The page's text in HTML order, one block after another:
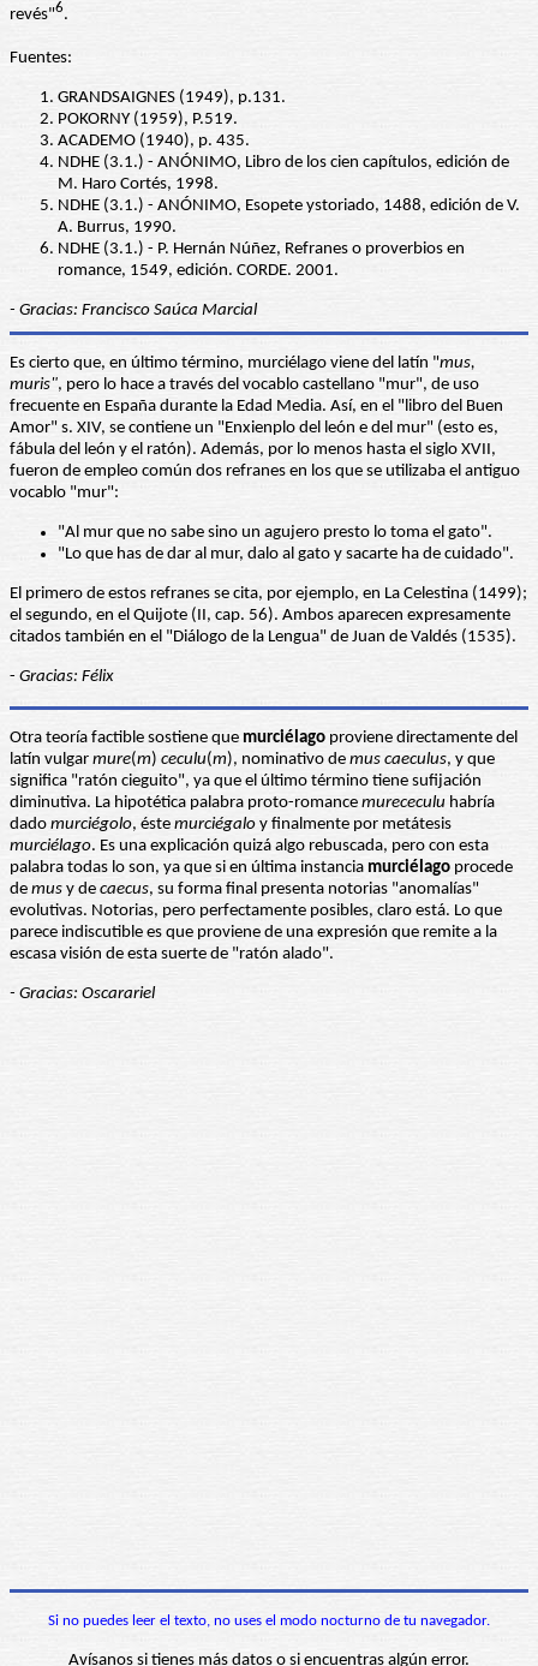
revés"6.
Fuentes:
GRANDSAIGNES (1949), p.131.
POKORNY (1959), P.519.
ACADEMO (1940), p. 435.
NDHE (3.1.) - ANÓNIMO, Libro de los cien capítulos, edición de
M. Haro Cortés, 1998.
NDHE (3.1.) - ANÓNIMO, Esopete ystoriado, 1488, edición de V.
A. Burrus, 1990.
NDHE (3.1.) - P. Hernán Núñez, Refranes o proverbios en
romance, 1549, edición. CORDE. 2001.
- Gracias: Francisco Saúca Marcial
Es cierto que, en último término, murciélago viene del latín "mus,
muris", pero lo hace a través del vocablo castellano "mur", de uso
frecuente en España durante la Edad Media. Así, en el "libro del Buen
Amor" s. XIV, se contiene un "Enxienplo del león e del mur" (esto es,
fábula del león y el ratón). Además, por lo menos hasta el siglo XVII,
fueron de empleo común dos refranes en los que se utilizaba el antiguo
vocablo "mur":
"Al mur que no sabe sino un agujero presto lo toma el gato".
"Lo que has de dar al mur, dalo al gato y sacarte ha de cuidado".
El primero de estos refranes se cita, por ejemplo, en La Celestina (1499);
el segundo, en el Quijote (II, cap. 56). Ambos aparecen expresamente
citados también en el "Diálogo de la Lengua" de Juan de Valdés (1535).
- Gracias: Félix
Otra teoría factible sostiene que murciélago proviene directamente del
latín vulgar mure(m) ceculu(m), nominativo de mus caeculus, y que
significa "ratón cieguito", ya que el último término tiene sufijación
diminutiva. La hipotética palabra proto-romance murececulu habría
dado murciégolo, éste murciégalo y finalmente por metátesis
murciélago. Es una explicación quizá algo rebuscada, pero con esta
palabra todas lo son, ya que si en última instancia murciélago procede
de mus y de caecus, su forma final presenta notorias "anomalías"
evolutivas. Notorias, pero perfectamente posibles, claro está. Lo que
parece indiscutible es que proviene de una expresión que remite a la
escasa visión de esta suerte de "ratón alado".
- Gracias: Oscarariel
Si no puedes leer el texto, no uses el modo nocturno de tu navegador.
Avísanos si tienes más datos o si encuentras algún error.